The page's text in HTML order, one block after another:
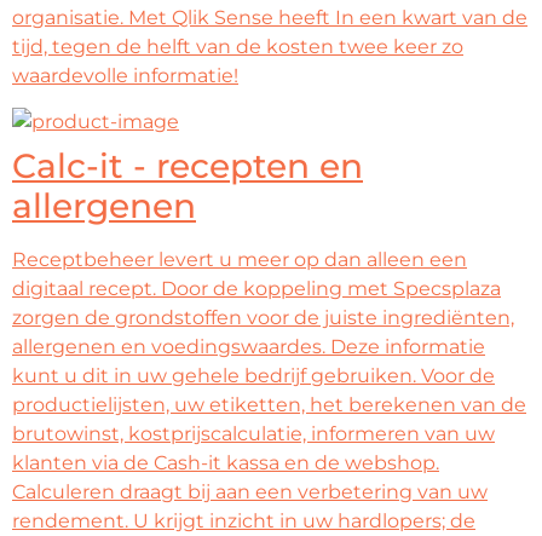
organisatie. Met Qlik Sense heeft In een kwart van de
tijd, tegen de helft van de kosten twee keer zo
waardevolle informatie!
Calc-it - recepten en
allergenen
Receptbeheer levert u meer op dan alleen een
digitaal recept. Door de koppeling met Specsplaza
zorgen de grondstoffen voor de juiste ingrediënten,
allergenen en voedingswaardes. Deze informatie
kunt u dit in uw gehele bedrijf gebruiken. Voor de
productielijsten, uw etiketten, het berekenen van de
brutowinst, kostprijscalculatie, informeren van uw
klanten via de Cash-it kassa en de webshop.
Calculeren draagt bij aan een verbetering van uw
rendement. U krijgt inzicht in uw hardlopers; de